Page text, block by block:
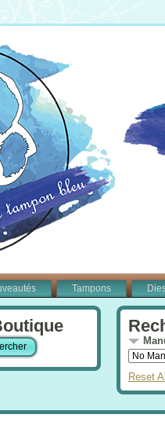
Tampons
Reset